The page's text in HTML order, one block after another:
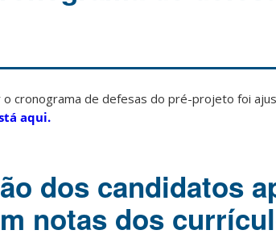
cronograma de defesas do pré-projeto foi
aqui.
dos candidatos
notas dos